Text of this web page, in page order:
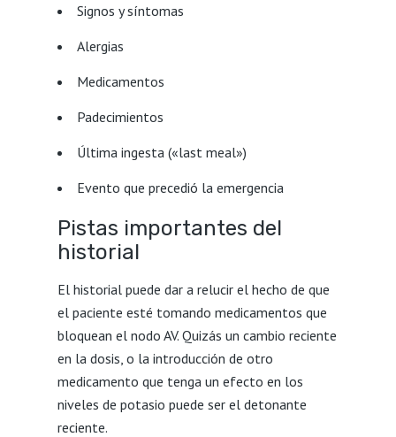
Signos y síntomas
Alergias
Medicamentos
Padecimientos
Última ingesta («last meal»)
Evento que precedió la emergencia
Pistas importantes del
historial
El historial puede dar a relucir el hecho de que
el paciente esté tomando medicamentos que
bloquean el nodo AV. Quizás un cambio reciente
en la dosis, o la introducción de otro
medicamento que tenga un efecto en los
niveles de potasio puede ser el detonante
reciente.